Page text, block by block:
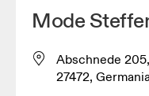
Mode
Abschnede
27472, Germania